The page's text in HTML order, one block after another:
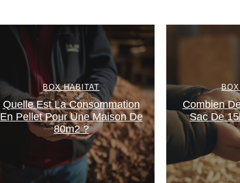
BOX HABITAT
Quelle Est La Consommation
En Pellet Pour Une Maison De
80m2 ?
Combien
Sac De